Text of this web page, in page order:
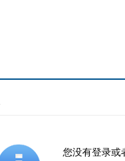
您没有登录或